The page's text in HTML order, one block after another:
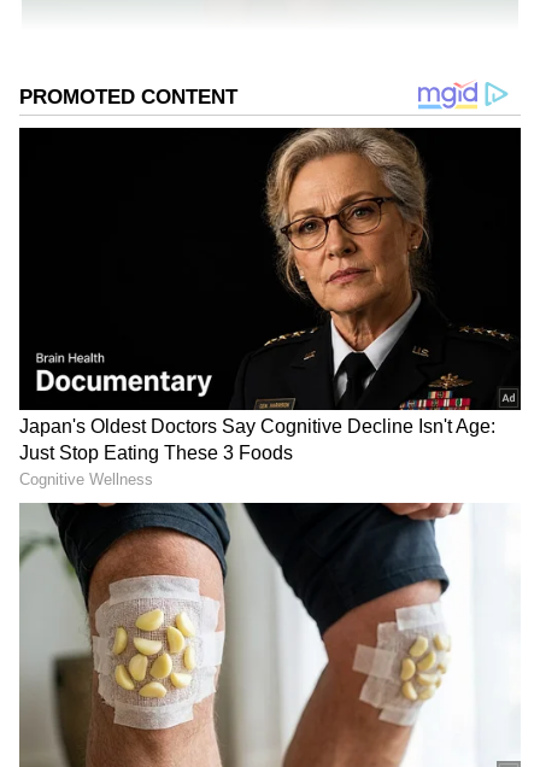
ವಿರಾಟ್ ಕೊಹ್ಲಿ ಜಗತ್ತಿನ ಅತ್ಯಂತ ಪ್ರಖ್ಯಾತ ಅಥ್ಲೀಟ್
ಎನ್ನುವುದನ್ನು ನಾವು ನಿಮಗೆ ಪ್ರತ್ಯೇಕವಾಗಿ ಹೇಳಬೇಕಿಲ್ಲ.
ಸೋಷಿಯಲ್ ಮೀಡಿಯಾದಲ್ಲಿ ಜಗತ್ತಿನ ಮೂಲೆ
ಮೂಲೆಯಲ್ಲಿರುವ ಕೋಟ್ಯಾಂತರ ಅಭಿಮಾನಿಗಳು ವಿರಾಟ್
ಕೊಹ್ಲಿಯನ್ನು ಫಾಲೋ ಮಾಡುತ್ತಿದ್ದಾರೆ.
ಸಮಗ್ರ ಸುದ್ದಿ ಮೂಲವನ್ನಾಗಿ asianet suvarna news ಅನ್ನು